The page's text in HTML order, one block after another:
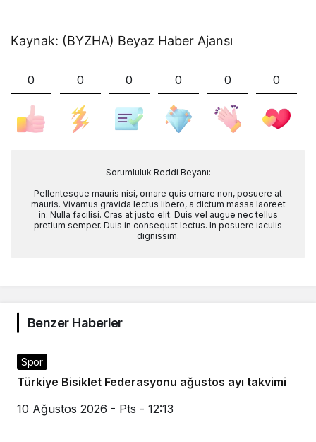
Kaynak: (BYZHA) Beyaz Haber Ajansı
0 0 0 0 0 0
Sorumluluk Reddi Beyanı:
Pellentesque mauris nisi, ornare quis ornare non, posuere at
mauris. Vivamus gravida lectus libero, a dictum massa laoreet
in. Nulla facilisi. Cras at justo elit. Duis vel augue nec tellus
pretium semper. Duis in consequat lectus. In posuere iaculis
dignissim.
Benzer Haberler
Spor
Türkiye Bisiklet Federasyonu ağustos ayı takvimi
10 Ağustos 2026 - Pts - 12:13